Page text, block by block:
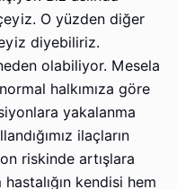
O yüzden diğer
diyebiliriz.
olabiliyor. Mesela
halkımıza göre
yakalanma
ilaçların
riskinde artışlara
kendisi hem